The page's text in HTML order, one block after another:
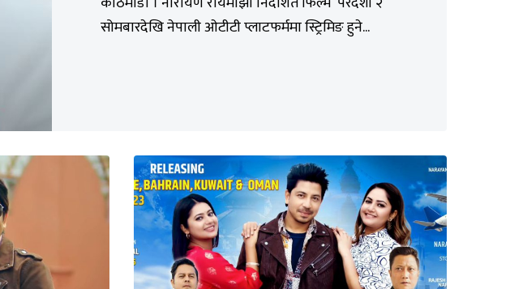
सोमबारदेखि नेपाली ओटीटी प्लाटफर्ममा स्ट्रिमिङ हुने...